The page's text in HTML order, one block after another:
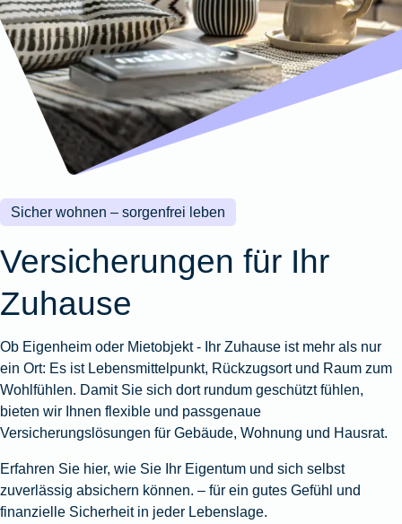
Wohnungsschutzbrief
Zur
Produktübersicht
Gewässerschadenhaftpflicht
Zur
Produktübersicht
Zur
Produktübersicht
Reisehaftpflichtversicherung
Reiserücktrittsversicherung
Zur
Produktübersicht
Zur
Produktübersicht
Zur
Produktübersicht
Zur
Produktübersicht
Montageversicherung
Zur
Produktübersicht
Gruppenunfall für
Betriebe
Gruppenunfall für
Vereine
Produktübersicht
Kunstversicherung
Ausstellungsversicherung
Valorenversicherung
Oldtimersammlungsversicherung
Zur
Sicher wohnen – sorgenfrei leben
Versicherungen für Ihr
Zuhause
Ob Eigenheim oder Mietobjekt - Ihr Zuhause ist mehr als nur
ein Ort: Es ist Lebensmittelpunkt, Rückzugsort und Raum zum
Wohlfühlen. Damit Sie sich dort rundum geschützt fühlen,
bieten wir Ihnen flexible und passgenaue
Versicherungslösungen für Gebäude, Wohnung und Hausrat.
Erfahren Sie hier, wie Sie Ihr Eigentum und sich selbst
zuverlässig absichern können. – für ein gutes Gefühl und
finanzielle Sicherheit in jeder Lebenslage.